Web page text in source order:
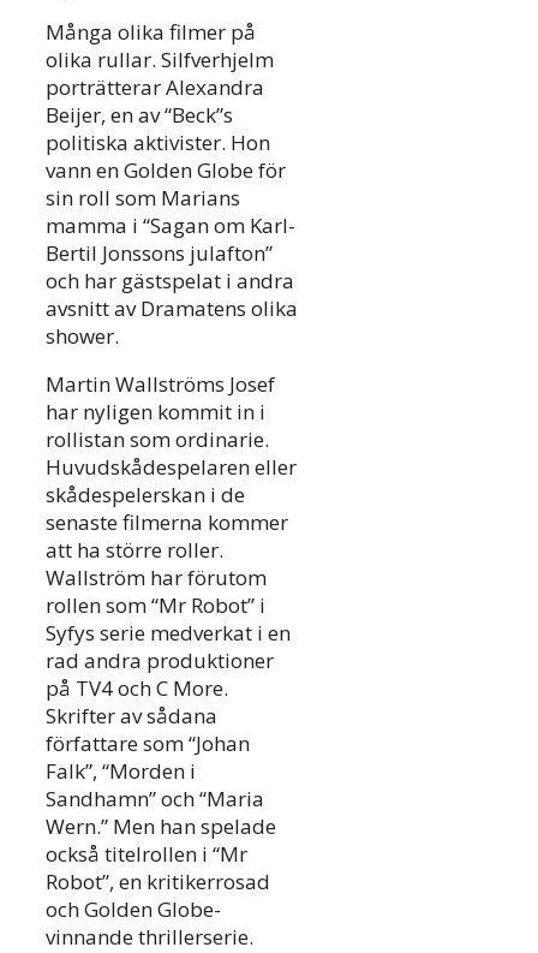
Många olika filmer på
olika rullar. Silfverhjelm
porträtterar Alexandra
Beijer, en av “Beck”s
politiska aktivister. Hon
vann en Golden Globe för
sin roll som Marians
mamma i “Sagan om Karl-
Bertil Jonssons julafton”
och har gästspelat i andra
avsnitt av Dramatens olika
shower.
Martin Wallströms Josef
har nyligen kommit in i
rollistan som ordinarie.
Huvudskådespelaren eller
skådespelerskan i de
senaste filmerna kommer
att ha större roller.
Wallström har förutom
rollen som “Mr Robot” i
Syfys serie medverkat i en
rad andra produktioner
på TV4 och C More.
Skrifter av sådana
författare som “Johan
Falk”, “Morden i
Sandhamn” och “Maria
Wern.” Men han spelade
också titelrollen i “Mr
Robot”, en kritikerrosad
och Golden Globe-
vinnande thrillerserie.